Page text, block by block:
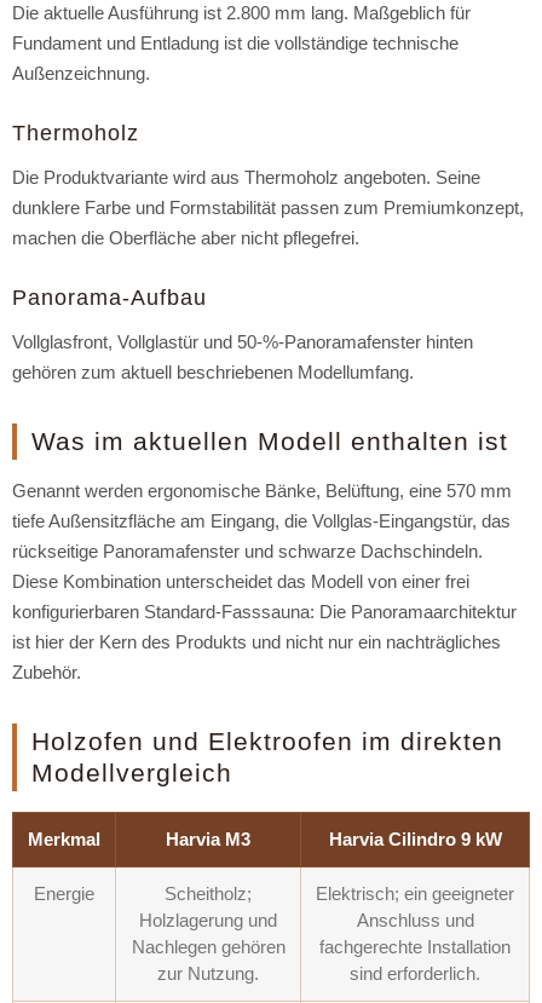
Die aktuelle Ausführung ist 2.800 mm lang. Maßgeblich für
Fundament und Entladung ist die vollständige technische
Außenzeichnung.
Thermoholz
Die Produktvariante wird aus Thermoholz angeboten. Seine
dunklere Farbe und Formstabilität passen zum Premiumkonzept,
machen die Oberfläche aber nicht pflegefrei.
Panorama-Aufbau
Vollglasfront, Vollglastür und 50-%-Panoramafenster hinten
gehören zum aktuell beschriebenen Modellumfang.
Was im aktuellen Modell enthalten ist
Genannt werden ergonomische Bänke, Belüftung, eine 570 mm
tiefe Außensitzfläche am Eingang, die Vollglas-Eingangstür, das
rückseitige Panoramafenster und schwarze Dachschindeln.
Diese Kombination unterscheidet das Modell von einer frei
konfigurierbaren Standard-Fasssauna: Die Panoramaarchitektur
ist hier der Kern des Produkts und nicht nur ein nachträgliches
Zubehör.
Holzofen und Elektroofen im direkten
Modellvergleich
Merkmal Harvia M3 Harvia Cilindro 9 kW
Energie
Scheitholz;
Holzlagerung und
Nachlegen gehören
zur Nutzung.
Elektrisch; ein geeigneter
Anschluss und
fachgerechte Installation
sind erforderlich.